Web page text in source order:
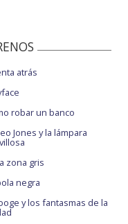
atrás
robar un banco
Jones y la lámpara
zona gris
negra
y los fantasmas de la